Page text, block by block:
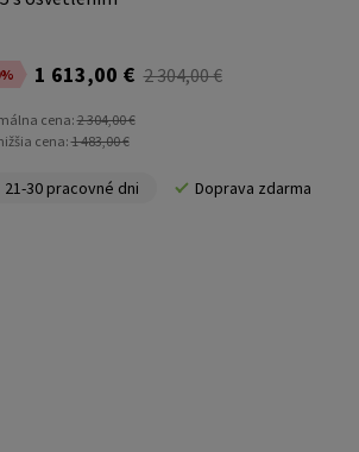
1 613,00 € 2 304,00 €
cena:2 304,00 €
cena:1 483,00 €
21-30 pracovné dni Doprava zdarma